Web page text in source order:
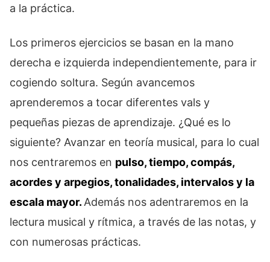
a la práctica.
Los primeros ejercicios se basan en la mano
derecha e izquierda independientemente, para ir
cogiendo soltura. Según avancemos
aprenderemos a tocar diferentes vals y
pequeñas piezas de aprendizaje. ¿Qué es lo
siguiente? Avanzar en teoría musical, para lo cual
nos centraremos en pulso, tiempo, compás,
acordes y arpegios, tonalidades, intervalos y la
escala mayor. Además nos adentraremos en la
lectura musical y rítmica, a través de las notas, y
con numerosas prácticas.